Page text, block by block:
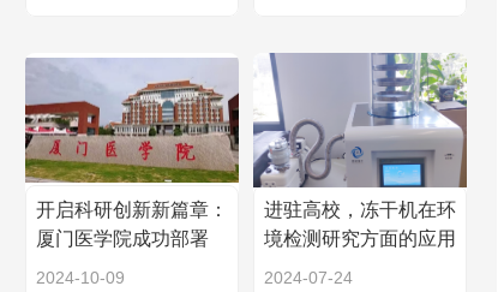
开启科研创新新篇章：
厦门医学院成功部署
LGJ-100G冻干设备
2024-10-09
进驻高校，冻干机在环
境检测研究方面的应用
2024-07-24